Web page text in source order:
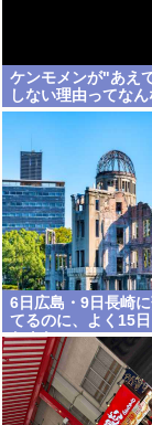
ケンモメンが"あえ
しない理由ってなん
6日広島・9日長崎
てるのに、よく15
たよな